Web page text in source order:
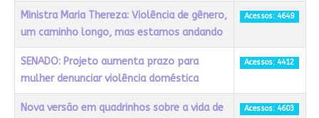
Ministra Maria Thereza: Violência de gênero,
um caminho longo, mas estamos andando
Acessos: 4649
SENADO: Projeto aumenta prazo para
mulher denunciar violência doméstica
Acessos: 4412
Nova versão em quadrinhos sobre a vida de
Acessos: 4603